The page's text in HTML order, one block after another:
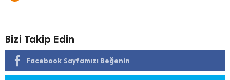
Bizi Takip Edin
Facebook Sayfamızı Beğenin